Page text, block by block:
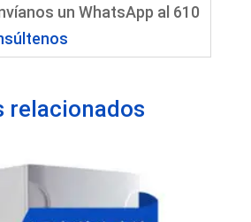
un WhatsApp al 610
relacionados